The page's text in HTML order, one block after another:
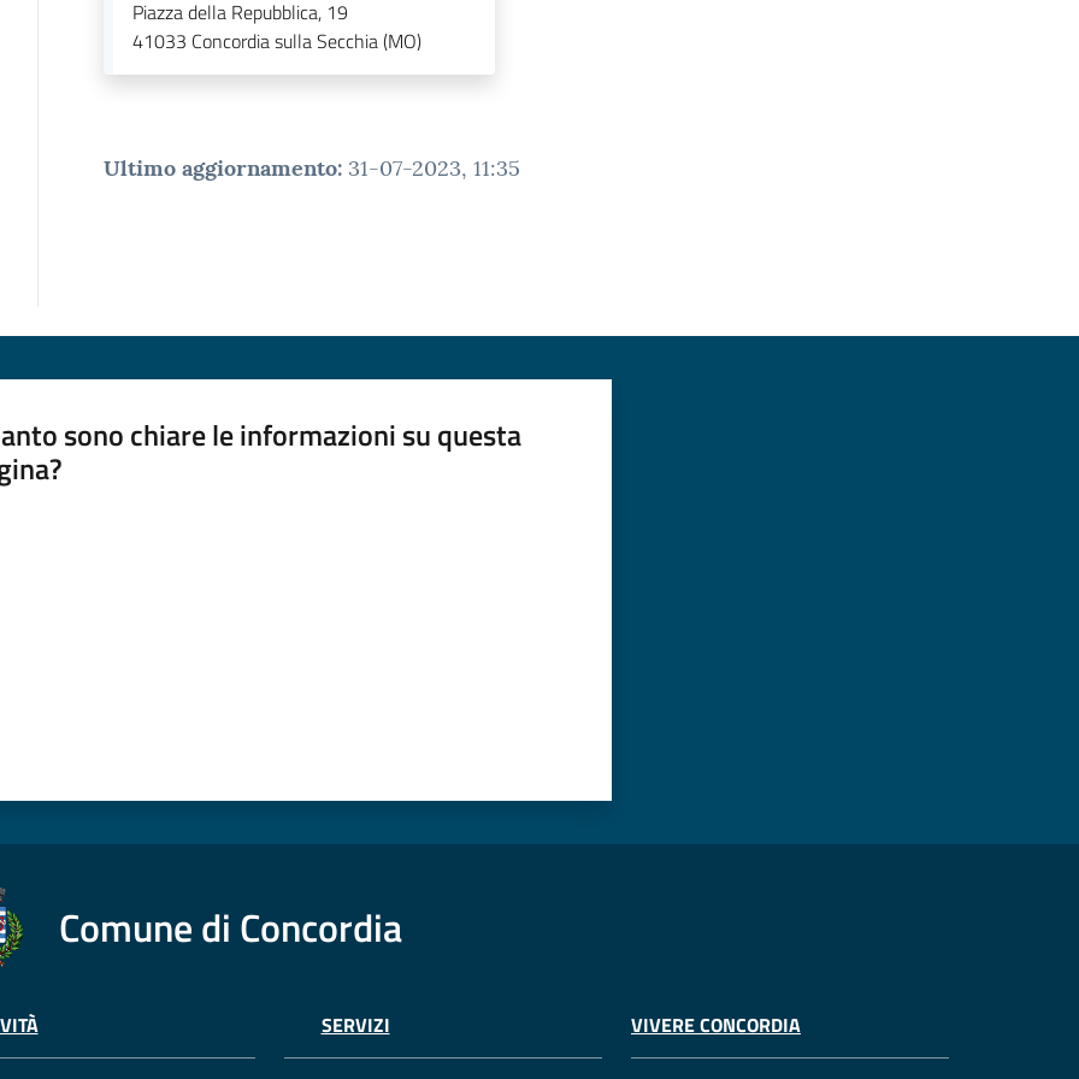
Piazza della Repubblica, 19
41033 Concordia sulla Secchia (MO)
Ultimo aggiornamento: 31-07-2023, 11:35
sono chiare le informazioni su questa
Comune di Concordia
SERVIZI VIVERE CONCORDIA